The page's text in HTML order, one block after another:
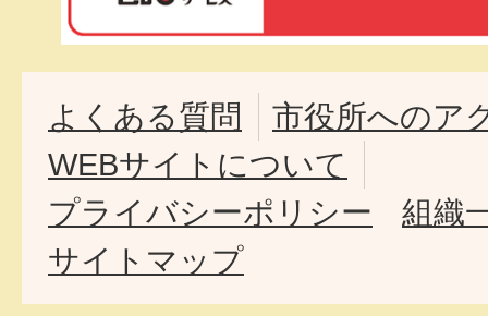
よくある質問
市役所へのア
WEBサイトについて
プライバシーポリシー
組織
サイトマップ